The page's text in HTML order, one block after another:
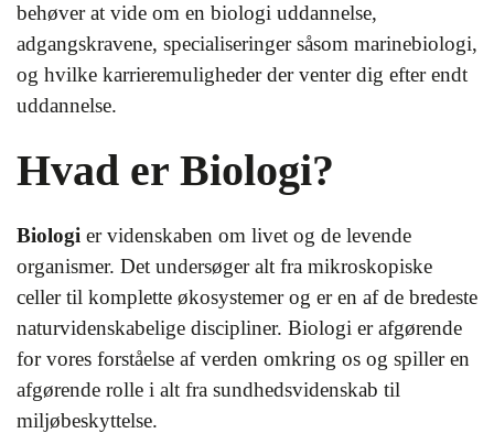
behøver at vide om en biologi uddannelse,
adgangskravene, specialiseringer såsom marinebiologi,
og hvilke karrieremuligheder der venter dig efter endt
uddannelse.
Hvad er Biologi?
Biologi er videnskaben om livet og de levende
organismer. Det undersøger alt fra mikroskopiske
celler til komplette økosystemer og er en af de bredeste
naturvidenskabelige discipliner. Biologi er afgørende
for vores forståelse af verden omkring os og spiller en
afgørende rolle i alt fra sundhedsvidenskab til
miljøbeskyttelse.